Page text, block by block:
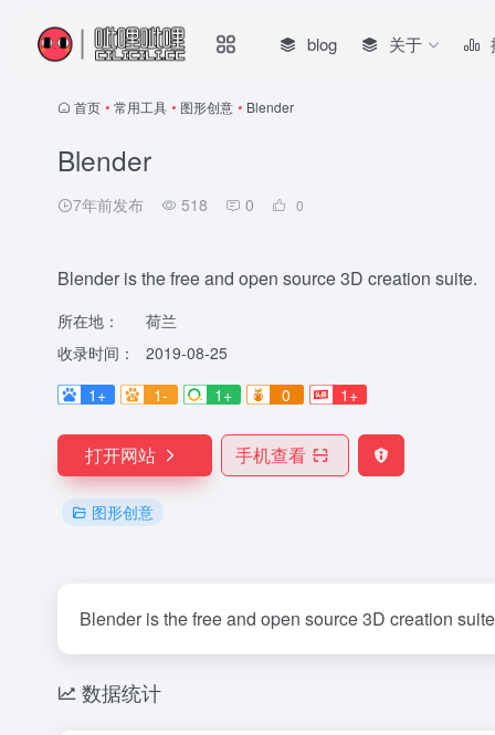
blog 关于
首页 • 常用工具 • 图形创意 • Blender
Blender
7年前发布 518 0 0
Blender is the free and open source 3D creation suite.
所在地：
荷兰
收录时间：
2019-08-25
1+
1- 1+ 0 1+
打开网站 手机查看
图形创意
Blender is the free and open source 3D creation
数据统计